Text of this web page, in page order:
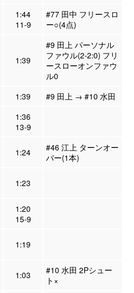
1:44
11-9
#77 田中 フリースロ
ー○(4点)
1:39
#9 田上 パーソナル
ファウル(2-2:0) フリ
ースローオンファウ
ル0
1:39
#9 田上 → #10 水田
1:36
13-9
1:24
#46 江上 ターンオー
バー(1本)
1:23
1:20
15-9
1:19
1:03
#10 水田 2Pシュー
ト×